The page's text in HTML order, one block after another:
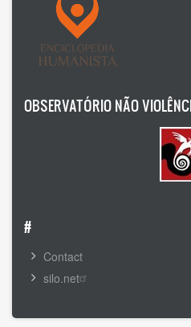
C Braulio
CMEH
CSU Salvatore Puledda
Centro Mondiale di Studi
Daniel Leon
OBSERVATÓRIO NÃO
#
Contact
silo.net